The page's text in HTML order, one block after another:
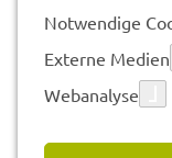
MA­TIO­NEN
Notwendige
Externe Medien
Webanalyse